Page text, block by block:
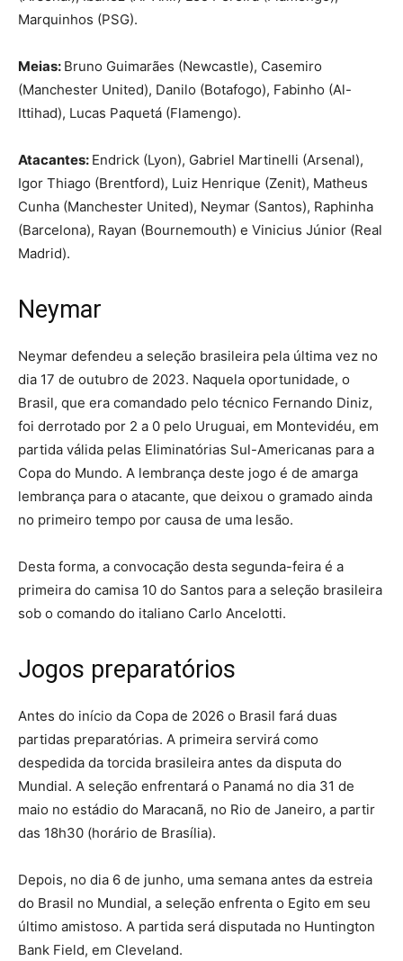
Marquinhos (PSG).
Meias: Bruno Guimarães (Newcastle), Casemiro
(Manchester United), Danilo (Botafogo), Fabinho (Al-
Ittihad), Lucas Paquetá (Flamengo).
Atacantes: Endrick (Lyon), Gabriel Martinelli (Arsenal),
Igor Thiago (Brentford), Luiz Henrique (Zenit), Matheus
Cunha (Manchester United), Neymar (Santos), Raphinha
(Barcelona), Rayan (Bournemouth) e Vinicius Júnior (Real
Madrid).
Neymar
Neymar defendeu a seleção brasileira pela última vez no
dia 17 de outubro de 2023. Naquela oportunidade, o
Brasil, que era comandado pelo técnico Fernando Diniz,
foi derrotado por 2 a 0 pelo Uruguai, em Montevidéu, em
partida válida pelas Eliminatórias Sul-Americanas para a
Copa do Mundo. A lembrança deste jogo é de amarga
lembrança para o atacante, que deixou o gramado ainda
no primeiro tempo por causa de uma lesão.
Desta forma, a convocação desta segunda-feira é a
primeira do camisa 10 do Santos para a seleção brasileira
sob o comando do italiano Carlo Ancelotti.
Jogos preparatórios
Antes do início da Copa de 2026 o Brasil fará duas
partidas preparatórias. A primeira servirá como
despedida da torcida brasileira antes da disputa do
Mundial. A seleção enfrentará o Panamá no dia 31 de
maio no estádio do Maracanã, no Rio de Janeiro, a partir
das 18h30 (horário de Brasília).
Depois, no dia 6 de junho, uma semana antes da estreia
do Brasil no Mundial, a seleção enfrenta o Egito em seu
último amistoso. A partida será disputada no Huntington
Bank Field, em Cleveland.